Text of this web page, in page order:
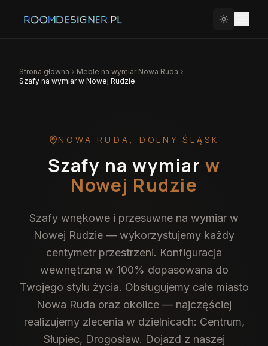
Strona główna Meble na wymiar Nowa Ruda
Szafy na wymiar w Nowej Rudzie
NOWA RUDA , DOLNY ŚLĄSK
Szafy na wymiar w
Nowej Rudzie
Szafy wnękowe i przesuwne na wymiar w
Nowej Rudzie — wykorzystujemy każdy
centymetr przestrzeni. Konfiguracja
wewnętrzna w 100% dopasowana do
Twojego stylu życia. Obsługujemy całe miasto
Nowa Ruda oraz okolice — najczęściej
realizujemy zlecenia w dzielnicach: Centrum,
Słupiec, Drogosław. Dojazd z naszej